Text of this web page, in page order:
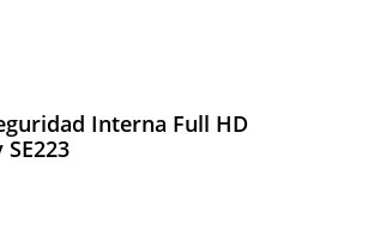
Interna Full HD